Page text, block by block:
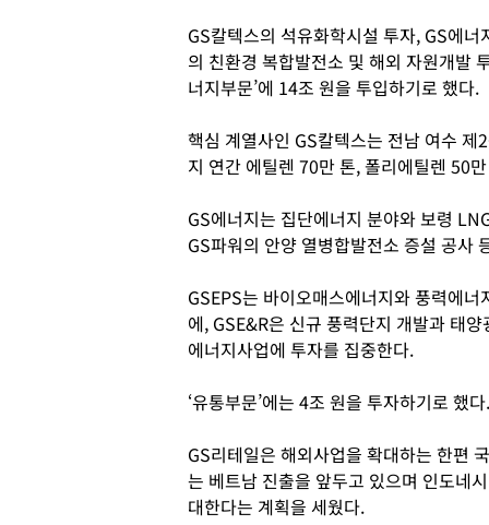
GS칼텍스의 석유화학시설 투자, GS에너
의 친환경 복합발전소 및 해외 자원개발
너지부문’에 14조 원을 투입하기로 했다.
핵심 계열사인 GS칼텍스는 전남 여수
지 연간 에틸렌 70만 톤, 폴리에틸렌 50
GS에너지는 집단에너지 분야와 보령
GS파워의 안양 열병합발전소 증설 공사
GSEPS는 바이오매스에너지와 풍력에
에, GSE&R은 신규 풍력단지 개발과 태
에너지사업에 투자를 집중한다.
‘유통부문’에는 4조 원을 투자하기로 했
GS리테일은 해외사업을 확대하는 한편
는 베트남 진출을 앞두고 있으며 인도네
대한다는 계획을 세웠다.